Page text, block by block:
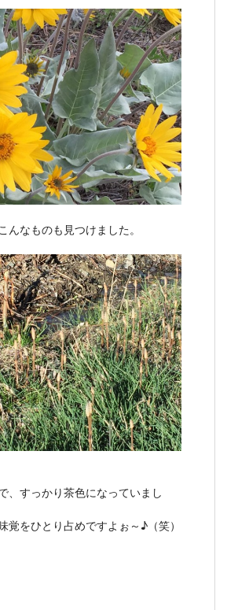
んなものも見つけました。
、すっかり茶色になっていまし
覚をひとり占めですよぉ～♪（笑）